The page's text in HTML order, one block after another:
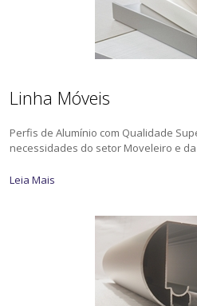
Linha Móveis
Perfis de Alumínio com Qualidade
necessidades do setor Moveleiro e
Leia Mais